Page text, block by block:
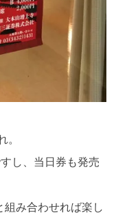
し、当日券も発売
み合わせれば楽し